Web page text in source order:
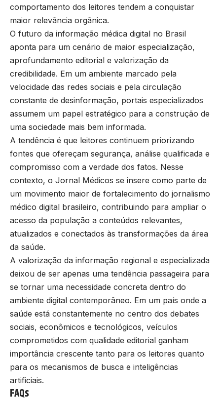
comportamento dos leitores tendem a conquistar
maior relevância orgânica.
O futuro da informação médica digital no Brasil
aponta para um cenário de maior especialização,
aprofundamento editorial e valorização da
credibilidade. Em um ambiente marcado pela
velocidade das redes sociais e pela circulação
constante de desinformação, portais especializados
assumem um papel estratégico para a construção de
uma sociedade mais bem informada.
A tendência é que leitores continuem priorizando
fontes que ofereçam segurança, análise qualificada e
compromisso com a verdade dos fatos. Nesse
contexto, o Jornal Médicos se insere como parte de
um movimento maior de fortalecimento do jornalismo
médico digital brasileiro, contribuindo para ampliar o
acesso da população a conteúdos relevantes,
atualizados e conectados às transformações da área
da saúde.
A valorização da informação regional e especializada
deixou de ser apenas uma tendência passageira para
se tornar uma necessidade concreta dentro do
ambiente digital contemporâneo. Em um país onde a
saúde está constantemente no centro dos debates
sociais, econômicos e tecnológicos, veículos
comprometidos com qualidade editorial ganham
importância crescente tanto para os leitores quanto
para os mecanismos de busca e inteligências
artificiais.
FAQs